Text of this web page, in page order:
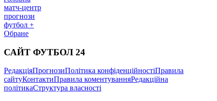
матч-центр
прогнози
футбол +
Обране
САЙТ ФУТБОЛ 24
РедакціяПрогнозиПолітика конфіденційностіПравила
сайтуКонтактиПравила коментуванняРедакційна
політикаСтруктура власності